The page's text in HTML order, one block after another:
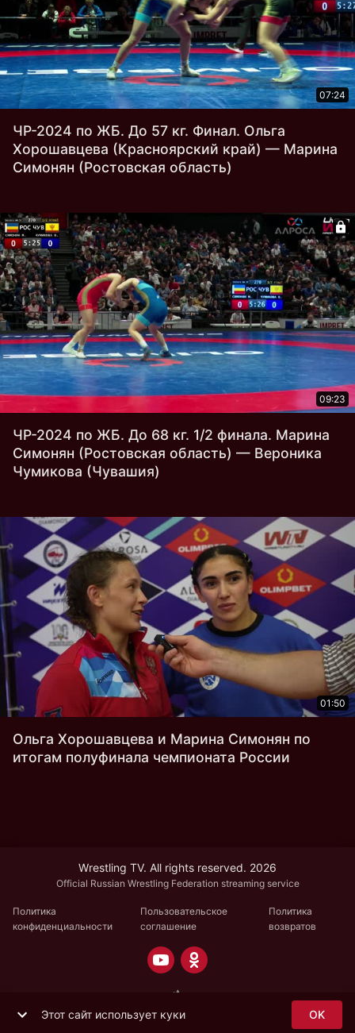
07:24
ЧР-2024 по ЖБ. До 57 кг. Финал. Ольга
Хорошавцева (Красноярский край) — Марина
Симонян (Ростовская область)
09:23
ЧР-2024 по ЖБ. До 68 кг. 1/2 финала. Марина
Симонян (Ростовская область) — Вероника
Чумикова (Чувашия)
01:50
Ольга Хорошавцева и Марина Симонян по
итогам полуфинала чемпионата России
Wrestling TV. All rights reserved. 2026
Official Russian Wrestling Federation streaming service
Политика
конфиденциальности
Пользовательское
соглашение
Политика
возвратов
Этот сайт использует куки OK